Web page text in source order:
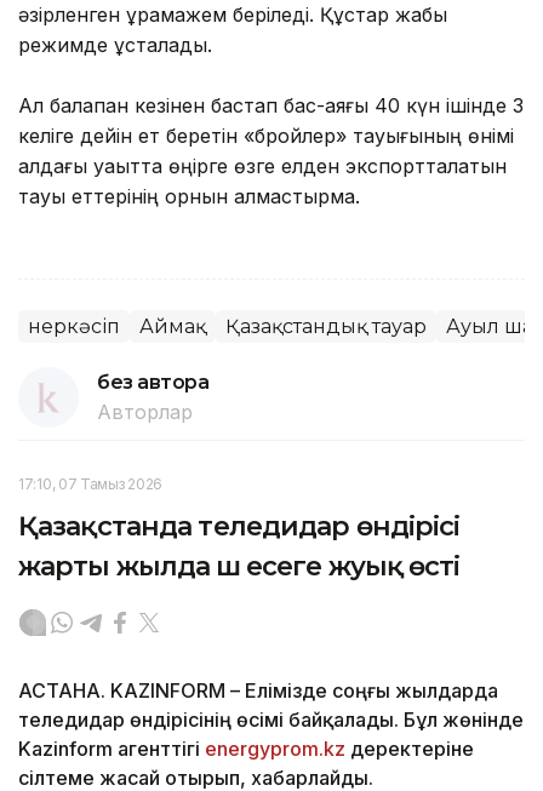
әзірленген құрамажем беріледі. Құстар жабық
режимде ұсталады.
Ал балапан кезінен бастап бас-аяғы 40 күн ішінде 3
келіге дейін ет беретін «бройлер» тауығының өнімі
алдағы уақытта өңірге өзге елден экспортталатын
тауық еттерінің орнын алмастырмақ.
Өнеркәсіп Аймақ Қазақстандық тауар Ауыл
без автора
Авторлар
17:10, 07 Тамыз 2026
Қазақстанда теледидар өндірісі
жарты жылда үш есеге жуық өсті
АСТАНА. KAZINFORM – Елімізде соңғы жылдарда
теледидар өндірісінің өсімі байқалады. Бұл жөнінде
Kazinform агенттігі energyprom.kz деректеріне
сілтеме жасай отырып, хабарлайды.